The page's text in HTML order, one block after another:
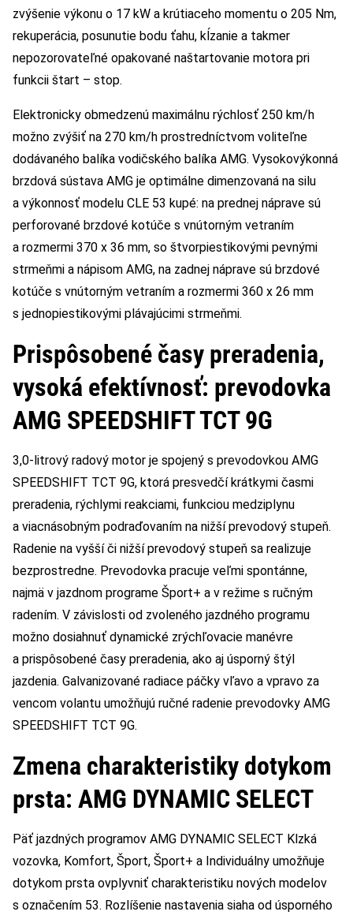
zvýšenie výkonu o 17 kW a krútiaceho momentu o 205 Nm,
rekuperácia, posunutie bodu ťahu, kĺzanie a takmer
nepozorovateľné opakované naštartovanie motora pri
funkcii štart – stop.
Elektronicky obmedzenú maximálnu rýchlosť 250 km/h
možno zvýšiť na 270 km/h prostredníctvom voliteľne
dodávaného balíka vodičského balíka AMG. Vysokovýkonná
brzdová sústava AMG je optimálne dimenzovaná na silu
a výkonnosť modelu CLE 53 kupé: na prednej náprave sú
perforované brzdové kotúče s vnútorným vetraním
a rozmermi 370 x 36 mm, so štvorpiestikovými pevnými
strmeňmi a nápisom AMG, na zadnej náprave sú brzdové
kotúče s vnútorným vetraním a rozmermi 360 x 26 mm
s jednopiestikovými plávajúcimi strmeňmi.
Prispôsobené časy preradenia,
vysoká efektívnosť: prevodovka
AMG SPEEDSHIFT TCT 9G
3,0-litrový radový motor je spojený s prevodovkou AMG
SPEEDSHIFT TCT 9G, ktorá presvedčí krátkymi časmi
preradenia, rýchlymi reakciami, funkciou medziplynu
a viacnásobným podraďovaním na nižší prevodový stupeň.
Radenie na vyšší či nižší prevodový stupeň sa realizuje
bezprostredne. Prevodovka pracuje veľmi spontánne,
najmä v jazdnom programe Šport+ a v režime s ručným
radením. V závislosti od zvoleného jazdného programu
možno dosiahnuť dynamické zrýchľovacie manévre
a prispôsobené časy preradenia, ako aj úsporný štýl
jazdenia. Galvanizované radiace páčky vľavo a vpravo za
vencom volantu umožňujú ručné radenie prevodovky AMG
SPEEDSHIFT TCT 9G.
Zmena charakteristiky dotykom
prsta: AMG DYNAMIC SELECT
Päť jazdných programov AMG DYNAMIC SELECT Klzká
vozovka, Komfort, Šport, Šport+ a Individuálny umožňuje
dotykom prsta ovplyvniť charakteristiku nových modelov
s označením 53. Rozlíšenie nastavenia siaha od úsporného